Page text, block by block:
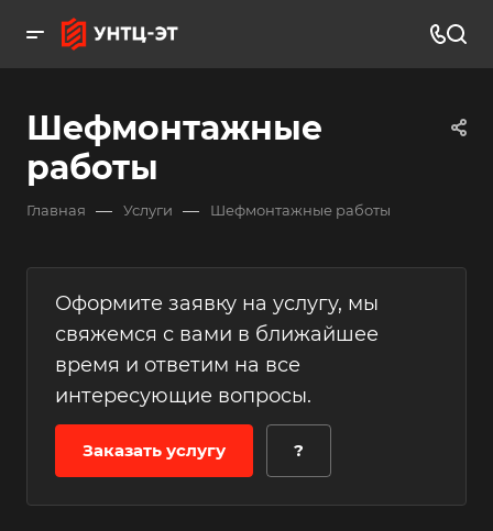
Шефмонтажные
работы
Главная — Услуги — Шефмонтажные работы
Оформите заявку на услугу, мы
свяжемся с вами в ближайшее
время и ответим на все
интересующие вопросы.
Заказать услугу ?